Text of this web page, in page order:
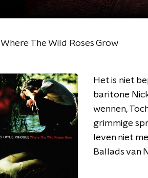
Where The Wild Roses Grow
Het is niet
baritone
wennen,
grimmige
leven niet
Ballads van